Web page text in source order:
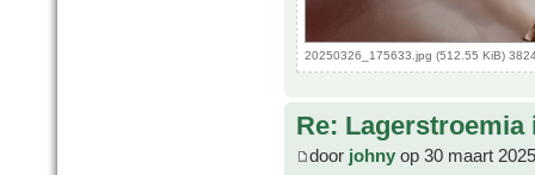
20250326_175633.jpg (512.55 KiB)
Re:
door johny op 30 maart